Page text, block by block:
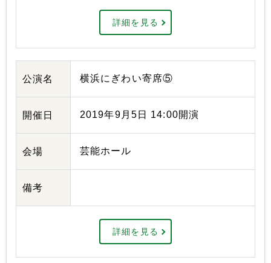
詳細を見る
公演名 横浜にぎわい寄席⑤
開催日 2019年9月5日 14:00開演
会場 芸能ホール
備考
詳細を見る